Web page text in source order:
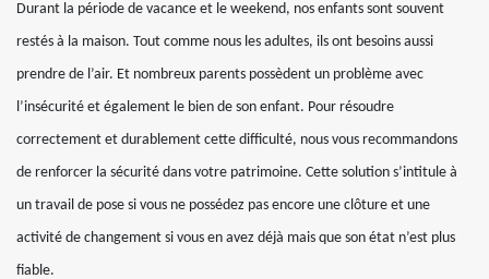
Durant la période de vacance et le weekend, nos enfants sont souvent
restés à la maison. Tout comme nous les adultes, ils ont besoins aussi
prendre de l’air. Et nombreux parents possèdent un problème avec
l’insécurité et également le bien de son enfant. Pour résoudre
correctement et durablement cette difficulté, nous vous recommandons
de renforcer la sécurité dans votre patrimoine. Cette solution s’intitule à
un travail de pose si vous ne possédez pas encore une clôture et une
activité de changement si vous en avez déjà mais que son état n’est plus
fiable.